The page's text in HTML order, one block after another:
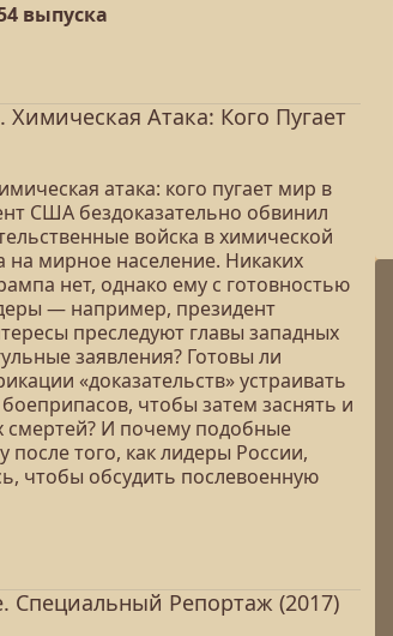
выпуска
Атака: Кого Пугает
атака: кого пугает мир в
США бездоказательно обвинил
войска в химической
на мирное население. Никаких
нет, однако ему с готовностью
— например, президент
преследуют главы западных
заявления? Готовы ли
«доказательств» устраивать
чтобы затем заснять и
смертей? И почему подобные
после того, как лидеры России,
чтобы обсудить послевоенную
Специальный Репортаж (2017)